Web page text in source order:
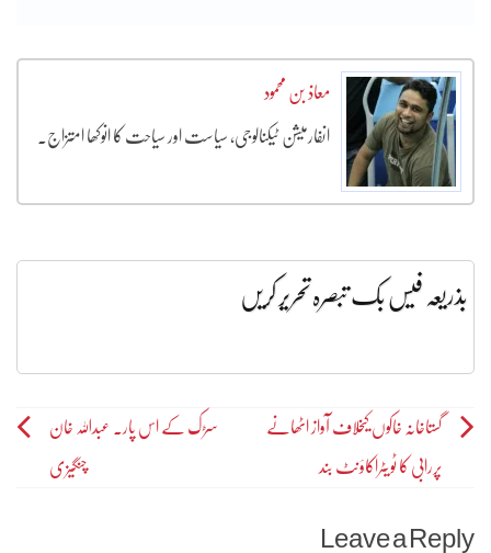
معاذ بن محمود
انفارمیشن ٹیکنالوجی، سیاست اور سیاحت کا انوکھا امتزاج۔
بذریعہ فیس بک تبصرہ تحریر کریں
Post
navigation
گستاخانہ خاکوں کیخلاف آواز اٹھانے
پررابی کا ٹویٹراکاؤنٹ بند
سڑک کے اس پار۔ عبداللہ خان
چنگیزی
Leave a Reply